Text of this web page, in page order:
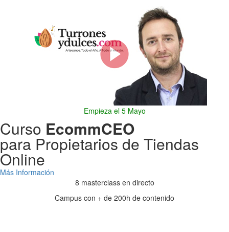
Empieza el 5 Mayo
Curso EcommCEO
para Propietarios de Tiendas
Online
Más Información
8 masterclass en directo
Campus con + de 200h de contenido